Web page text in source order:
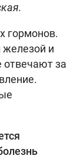
гормонов.
и
за